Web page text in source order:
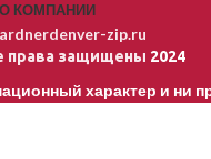
О КОМПАНИИ
zip.ru
права защищены 2024
характер и ни